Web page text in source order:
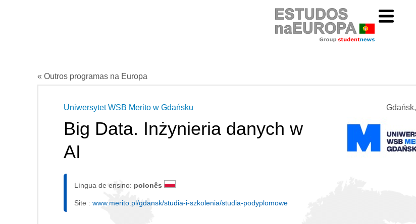
« Outros programas na Europa
Uniwersytet WSB Merito w Gdańsku
Big Data. Inżynieria danych w
AI
Língua de ensino: polonês
Site : www.merito.pl/gdansk/studia-i-szkolenia/studia-podyplomowe